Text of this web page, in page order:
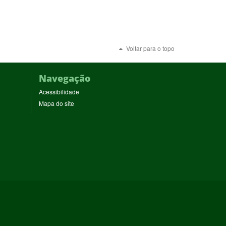
Voltar para o topo
Navegação
Acessibilidade
Mapa do site